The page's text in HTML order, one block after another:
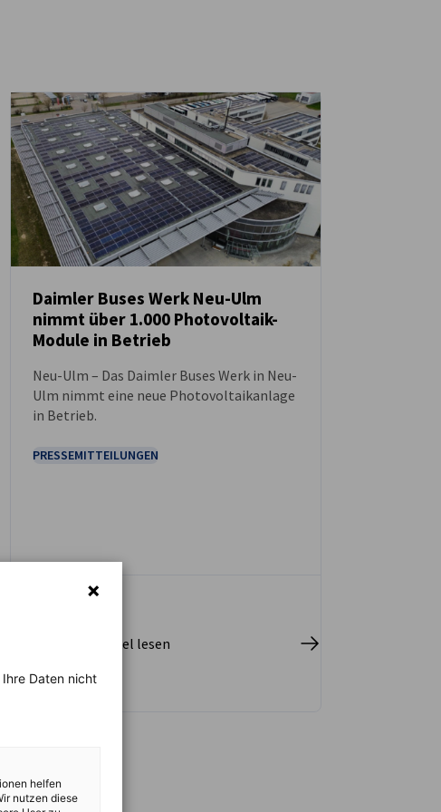
NEUIGKEITEN
Daimler Buses Werk Neu-Ulm
nimmt über 1.000 Photovoltaik-
Module in Betrieb
Neu-Ulm – Das Daimler Buses Werk in Neu-
Ulm nimmt eine neue Photovoltaikanlage
in Betrieb.
PRESSEMITTEILUNGEN
Kompletten Artikel lesen
Daten nicht
helfen
nutzen diese